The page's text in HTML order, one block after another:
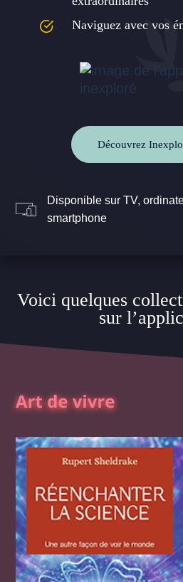
Naviguez avec vos
Découvrez
Disponible sur TV,
smartphone
Voici quelques
sur